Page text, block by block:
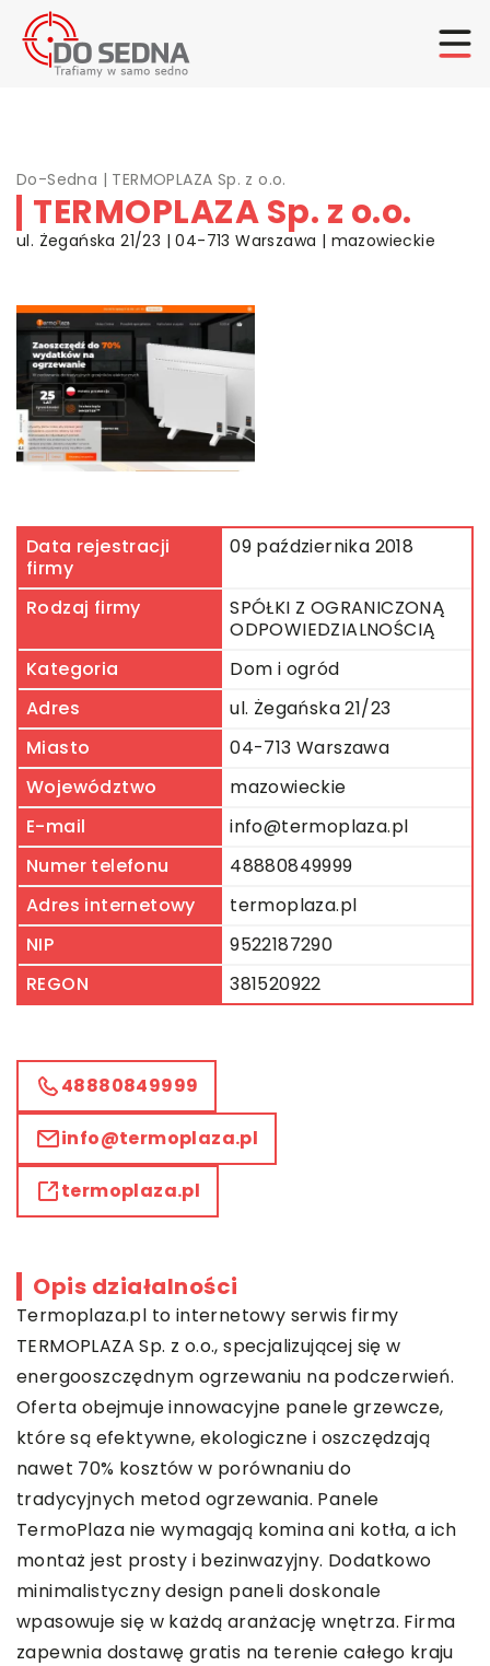
Do-Sedna | TERMOPLAZA Sp. z o.o.
TERMOPLAZA Sp. z o.o.
ul. Żegańska 21/23 | 04-713 Warszawa | mazowieckie
Data rejestracji
firmy
09 października 2018
Rodzaj firmy
SPÓŁKI Z OGRANICZONĄ
ODPOWIEDZIALNOŚCIĄ
Kategoria
Dom i ogród
Adres
ul. Żegańska 21/23
Miasto
04-713 Warszawa
Województwo
mazowieckie
E-mail
info@termoplaza.pl
Numer telefonu
48880849999
Adres internetowy
termoplaza.pl
NIP
9522187290
REGON
381520922
48880849999
info@termoplaza.pl
termoplaza.pl
Opis działalności
Termoplaza.pl to internetowy serwis firmy
TERMOPLAZA Sp. z o.o., specjalizującej się w
energooszczędnym ogrzewaniu na podczerwień.
Oferta obejmuje innowacyjne panele grzewcze,
które są efektywne, ekologiczne i oszczędzają
nawet 70% kosztów w porównaniu do
tradycyjnych metod ogrzewania. Panele
TermoPlaza nie wymagają komina ani kotła, a ich
montaż jest prosty i bezinwazyjny. Dodatkowo
minimalistyczny design paneli doskonale
wpasowuje się w każdą aranżację wnętrza. Firma
zapewnia dostawę gratis na terenie całego kraju